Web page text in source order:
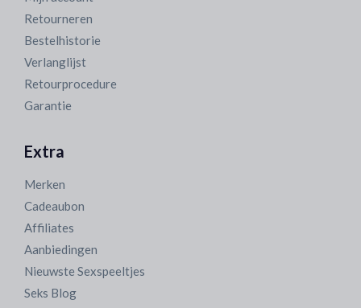
Retourneren
Bestelhistorie
Verlanglijst
Retourprocedure
Garantie
Extra
Merken
Cadeaubon
Affiliates
Aanbiedingen
Nieuwste Sexspeeltjes
Seks Blog